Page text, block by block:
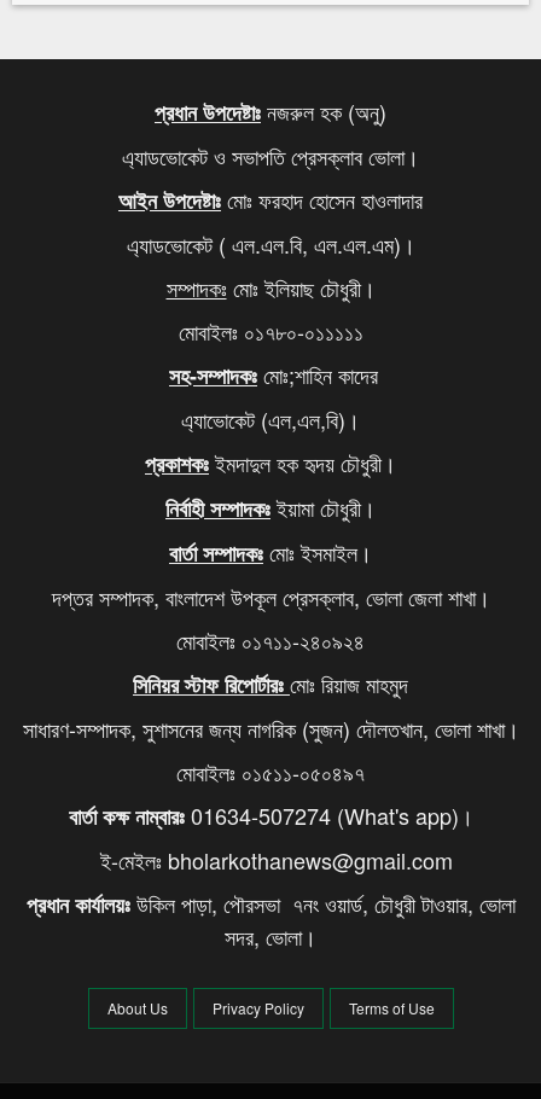
মেজর হাফিজের দ্বিগুণ তার স্ত্রীর সম্পদ
খালেদা জিয়ার সমাধিতে শ্রদ্ধা জানাতে আজও মানুষের ঢল
আবারও বাড়ল এলপি গ্যাসের দাম
দিল্লিতে থাকা আপনার বোনকে বাংলাদেশে ফেরত পাঠান,
মোদিকে ওয়াইসির কড়া হুঁশিয়ারি
প্রধান উপদেষ্টাঃনজরুল হক (অনু)
এ্যাডভোকেট ও সভাপতি প্রেসক্লাব ভোলা।
আইন উপদেষ্টাঃমোঃ ফরহাদ হোসেন হাওলাদার
এ্যাডভোকেট ( এল.এল.বি, এল.এল.এম)।
সম্পাদকঃ মোঃ ইলিয়াছ চৌধুরী।
মোবাইলঃ ০১৭৮০-০১১১১১
সহ-সম্পাদকঃমোঃ;শাহিন কাদের
এ্যাভোকেট (এল,এল,বি)।
প্রকাশকঃইমদাদুল হক হৃদয় চৌধুরী।
নির্বাহী সম্পাদকঃইয়ামা চৌধুরী।
বার্তা সম্পাদকঃমোঃ ইসমাইল।
দপ্তর সম্পাদক, বাংলাদেশ উপকূল প্রেসক্লাব, ভোলা জেলা শাখা।
মোবাইলঃ ০১৭১১-২৪০৯২৪
সিনিয়র স্টাফ রিপোর্টারঃমোঃ রিয়াজ মাহমুদ
সাধারণ-সম্পাদক, সুশাসনের জন্য নাগরিক (সুজন) দৌলতখান, ভোলা শাখা।
মোবাইলঃ ০১৫১১-০৫০৪৯৭
বার্তা কক্ষ নাম্বারঃ01634-507274 (What's app)।
ই-মেইলঃ bholarkothanews@gmail.com
প্রধান কার্যালয়ঃউকিল পাড়া, পৌরসভা ৭নং ওয়ার্ড, চৌধুরী টাওয়ার, ভোলা
সদর, ভোলা।
About Us Privacy Policy Terms of Use